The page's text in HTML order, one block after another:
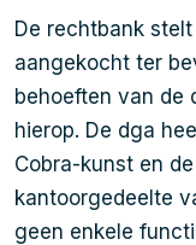
De rechtbank
aangekocht ter
behoeften van de
hierop. De dga
Cobra-kunst en
kantoorgedeelte
geen enkele